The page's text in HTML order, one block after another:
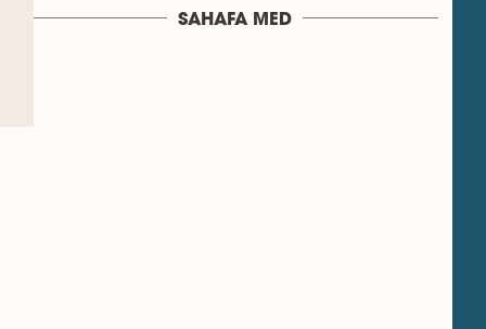
SAHAFA MED